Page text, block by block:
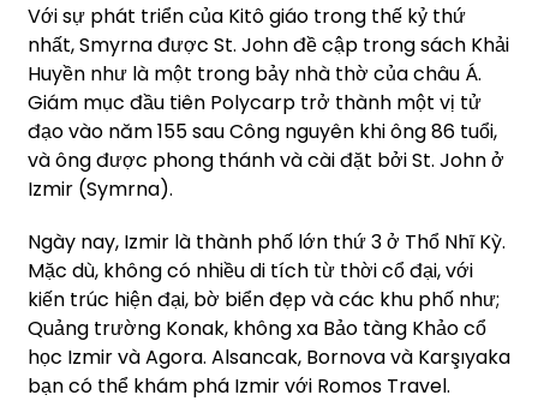
Với sự phát triển của Kitô giáo trong thế kỷ thứ
nhất, Smyrna được St. John đề cập trong sách Khải
Huyền như là một trong bảy nhà thờ của châu Á.
Giám mục đầu tiên Polycarp trở thành một vị tử
đạo vào năm 155 sau Công nguyên khi ông 86 tuổi,
và ông được phong thánh và cài đặt bởi St. John ở
Izmir (Symrna).
Ngày nay, Izmir là thành phố lớn thứ 3 ở Thổ Nhĩ Kỳ.
Mặc dù, không có nhiều di tích từ thời cổ đại, với
kiến trúc hiện đại, bờ biển đẹp và các khu phố như;
Quảng trường Konak, không xa Bảo tàng Khảo cổ
học Izmir và Agora. Alsancak, Bornova và Karşıyaka
bạn có thể khám phá Izmir với Romos Travel.